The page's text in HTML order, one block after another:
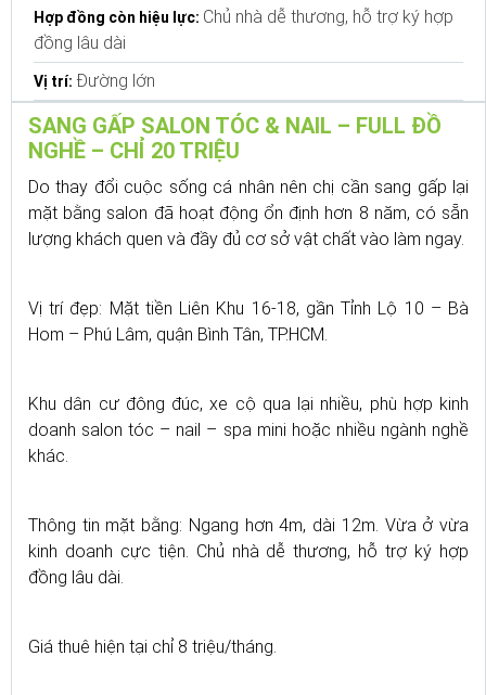
Hợp đồng còn hiệu lực: Chủ nhà dễ thương, hỗ trợ ký hợp
đồng lâu dài
Vị trí: Đường lớn
SANG GẤP SALON TÓC & NAIL – FULL ĐỒ
NGHỀ – CHỈ 20 TRIỆU
Do thay đổi cuộc sống cá nhân nên chị cần sang gấp lại
mặt bằng salon đã hoạt động ổn định hơn 8 năm, có sẵn
lượng khách quen và đầy đủ cơ sở vật chất vào làm ngay.
Vị trí đẹp: Mặt tiền Liên Khu 16-18, gần Tỉnh Lộ 10 – Bà
Hom – Phú Lâm, quận Bình Tân, TP.HCM.
Khu dân cư đông đúc, xe cộ qua lại nhiều, phù hợp kinh
doanh salon tóc – nail – spa mini hoặc nhiều ngành nghề
khác.
Thông tin mặt bằng: Ngang hơn 4m, dài 12m. Vừa ở vừa
kinh doanh cực tiện. Chủ nhà dễ thương, hỗ trợ ký hợp
đồng lâu dài.
Giá thuê hiện tại chỉ 8 triệu/tháng.